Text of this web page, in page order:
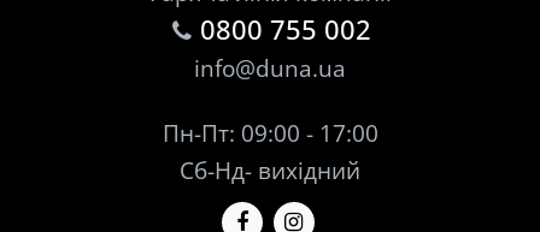
0800 755 002
info@duna.ua
Пн-Пт: 09:00 - 17:00
Сб-Нд- вихідний